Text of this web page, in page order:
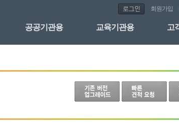
회원가입
공공기관용 교육기관용 고